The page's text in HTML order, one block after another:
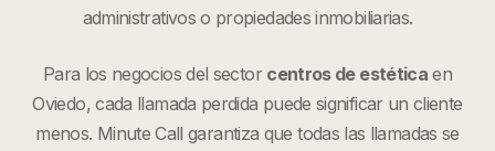
administrativos o propiedades inmobiliarias.
Para los negocios del sector centros de estética en
Oviedo, cada llamada perdida puede significar un cliente
menos. Minute Call garantiza que todas las llamadas se